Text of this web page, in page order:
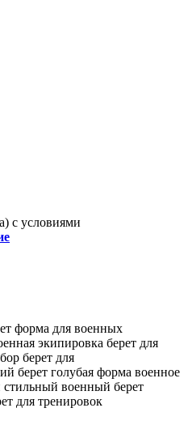
с условиями
форма для военных
экипировка берет для
берет для
берет голубая форма военное
стильный военный берет
для тренировок